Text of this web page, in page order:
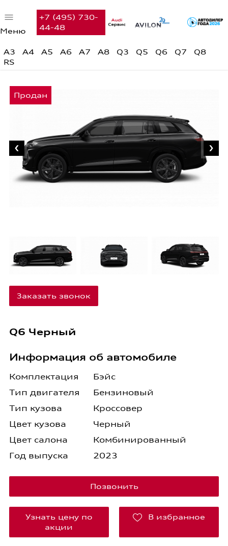
Меню
+7 (495) 730-
44-48
A3 A4 A5 A6 A7 A8 Q3 Q5 Q6 Q7
Q8
RS
Предложения недели
Вакансии
Контакты
Заказать звонок
Q6 Черный
Информация об автомобиле
Комплектация
Бэйс
Тип двигателя
Бензиновый
Тип кузова
Кроссовер
Цвет кузова
Черный
Цвет салона
Комбинированный
Год выпуска
2023
Позвонить
Узнать цену по
акции
В избранное